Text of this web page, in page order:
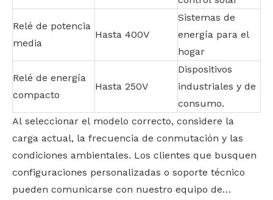
Relé de potencia
media
Hasta 400V
Sistemas de
energía para el
hogar
Relé de energía
compacto
Hasta 250V
Dispositivos
industriales y de
consumo.
Al seleccionar el modelo correcto, considere la
carga actual, la frecuencia de conmutación y las
condiciones ambientales. Los clientes que busquen
configuraciones personalizadas o soporte técnico
pueden comunicarse con nuestro equipo de